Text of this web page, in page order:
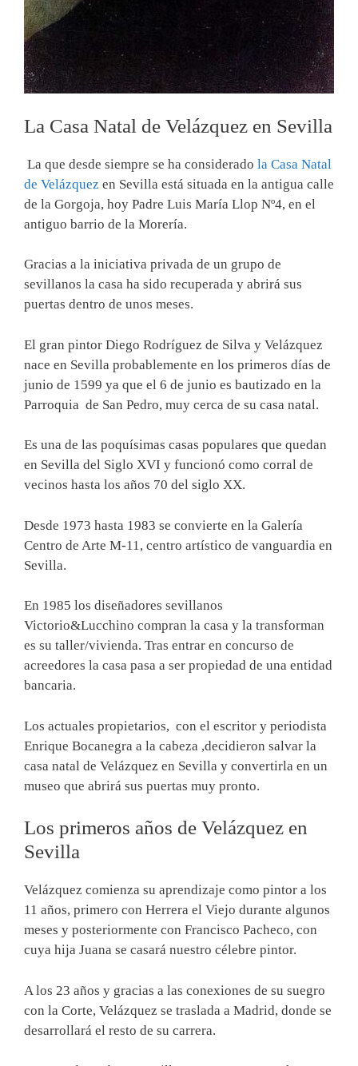
La Casa Natal de Velázquez en Sevilla
La que desde siempre se ha considerado la Casa Natal
de Velázquez en Sevilla está situada en la antigua calle
de la Gorgoja, hoy Padre Luis María Llop Nº4, en el
antiguo barrio de la Morería.
Gracias a la iniciativa privada de un grupo de
sevillanos la casa ha sido recuperada y abrirá sus
puertas dentro de unos meses.
El gran pintor Diego Rodríguez de Silva y Velázquez
nace en Sevilla probablemente en los primeros días de
junio de 1599 ya que el 6 de junio es bautizado en la
Parroquia de San Pedro, muy cerca de su casa natal.
Es una de las poquísimas casas populares que quedan
en Sevilla del Siglo XVI y funcionó como corral de
vecinos hasta los años 70 del siglo XX.
Desde 1973 hasta 1983 se convierte en la Galería
Centro de Arte M-11, centro artístico de vanguardia en
Sevilla.
En 1985 los diseñadores sevillanos
Victorio&Lucchino compran la casa y la transforman
es su taller/vivienda. Tras entrar en concurso de
acreedores la casa pasa a ser propiedad de una entidad
bancaria.
Los actuales propietarios, con el escritor y periodista
Enrique Bocanegra a la cabeza ,decidieron salvar la
casa natal de Velázquez en Sevilla y convertirla en un
museo que abrirá sus puertas muy pronto.
Los primeros años de Velázquez en
Sevilla
Velázquez comienza su aprendizaje como pintor a los
11 años, primero con Herrera el Viejo durante algunos
meses y posteriormente con Francisco Pacheco, con
cuya hija Juana se casará nuestro célebre pintor.
A los 23 años y gracias a las conexiones de su suegro
con la Corte, Velázquez se traslada a Madrid, donde se
desarrollará el resto de su carrera.